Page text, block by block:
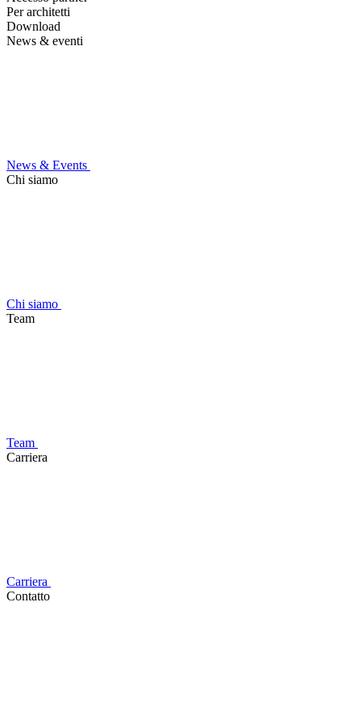
Per architetti
Download
News & eventi
News & Events
Chi siamo
Chi siamo
Team
Team
Carriera
Carriera
Contatto